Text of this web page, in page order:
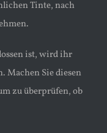
Tinte, nach
ist, wird ihr
Machen Sie diesen
zu überprüfen, ob